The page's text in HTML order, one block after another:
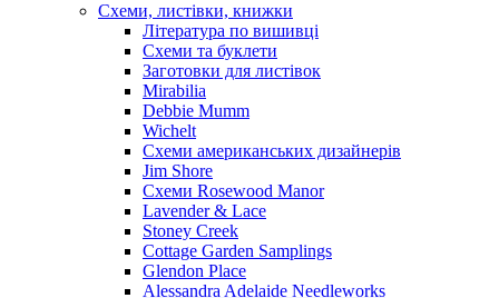
Схеми, листівки, книжки
Література по вишивці
Схеми та буклети
Заготовки для листівок
Mirabilia
Debbie Mumm
Wichelt
Схеми американських дизайнерів
Jim Shore
Cхеми Rosewood Manor
Lavender & Lace
Stoney Creek
Cottage Garden Samplings
Glendon Place
Alessandra Adelaide Needleworks